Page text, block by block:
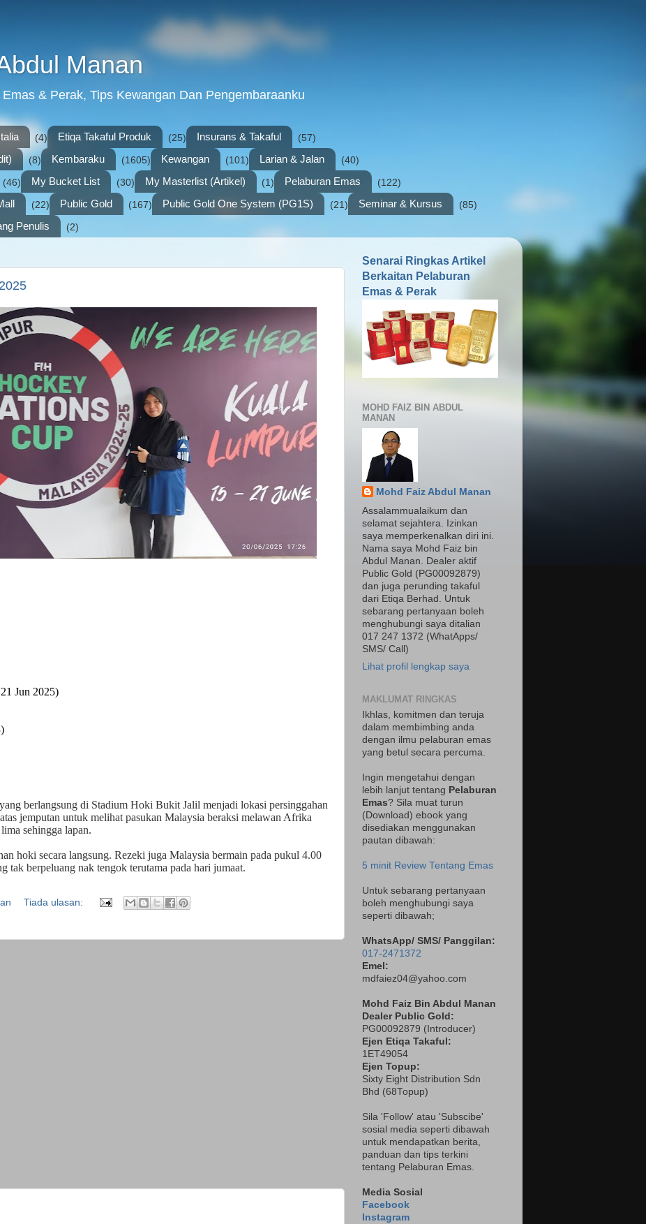
Manan
& Perak, Tips Kewangan Dan Pengembaraanku
(4) Etiqa Takaful Produk (25) Insurans & Takaful (57)
(8) Kembaraku (1605) Kewangan (101) Larian & Jalan (40)
(46) My Bucket List (30) My Masterlist (Artikel) (1) Pelaburan Emas (122)
(22) Public Gold (167) Public Gold One System (PG1S) (21) Seminar & Kursus (85)
Penulis (2)
Jun 2025)
berlangsung di Stadium Hoki Bukit Jalil menjadi lokasi persinggahan
jemputan untuk melihat pasukan Malaysia beraksi melawan Afrika
sehingga lapan.
hoki secara langsung. Rezeki juga Malaysia bermain pada pukul 4.00
tak berpeluang nak tengok terutama pada hari jumaat.
Tiada ulasan:
Senarai Ringkas Artikel
Berkaitan Pelaburan
Emas & Perak
MOHD FAIZ BIN ABDUL
MANAN
Mohd Faiz Abdul Manan
Assalammualaikum dan
selamat sejahtera. Izinkan
saya memperkenalkan diri ini.
Nama saya Mohd Faiz bin
Abdul Manan. Dealer aktif
Public Gold (PG00092879)
dan juga perunding takaful
dari Etiqa Berhad. Untuk
sebarang pertanyaan boleh
menghubungi saya ditalian
017 247 1372 (WhatApps/
SMS/ Call)
Lihat profil lengkap saya
MAKLUMAT RINGKAS
Ikhlas, komitmen dan teruja
dalam membimbing anda
dengan ilmu pelaburan emas
yang betul secara percuma.
Ingin mengetahui dengan
lebih lanjut tentang Pelaburan
Emas? Sila muat turun
(Download) ebook yang
disediakan menggunakan
pautan dibawah:
5 minit Review Tentang Emas
Untuk sebarang pertanyaan
boleh menghubungi saya
seperti dibawah;
WhatsApp/ SMS/ Panggilan:
017-2471372
Emel:
mdfaiez04@yahoo.com
Mohd Faiz Bin Abdul Manan
Dealer Public Gold:
PG00092879 ( Introducer)
Ejen Etiqa Takaful:
1ET49054
Ejen Topup:
Sixty Eight Distribution Sdn
Bhd (68Topup)
Sila 'Follow' atau 'Subscibe'
sosial media seperti dibawah
untuk mendapatkan berita,
panduan dan tips terkini
tentang Pelaburan Emas.
Media Sosial
Facebook
Instagram